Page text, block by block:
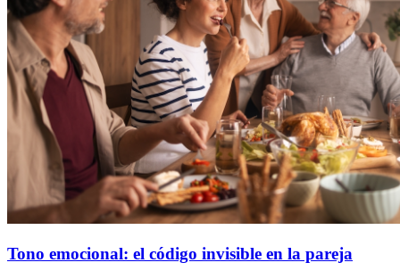
Tono emocional: el código invisible en la pareja